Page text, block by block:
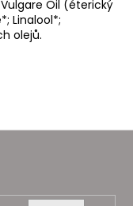
Oil (éterický
Linalool*;
olejů.